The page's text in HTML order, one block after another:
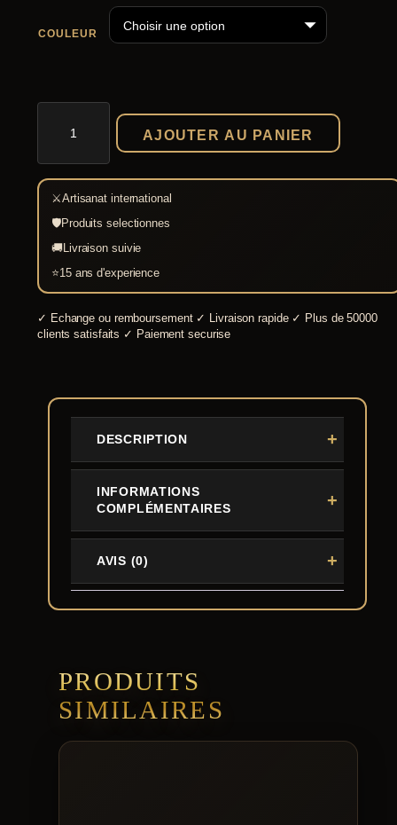
COULEUR
quantité
Bandes
en
twill
AJOUTER AU PANIER
⚔Artisanat international
🛡Produits selectionnes
🚚Livraison suivie
⭐15 ans d'experience
✓ Echange ou remboursement ✓ Livraison rapide ✓ Plus de 50000
clients satisfaits ✓ Paiement securise
DESCRIPTION
INFORMATIONS
COMPLÉMENTAIRES
AVIS (0)
PRODUITS
SIMILAIRES